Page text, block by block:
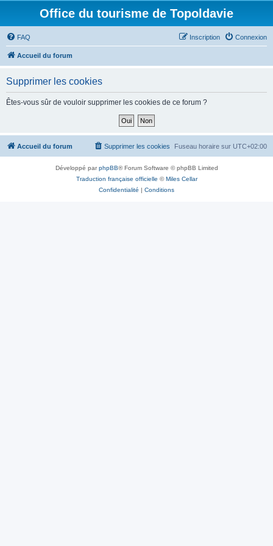
Office du tourisme de Topoldavie
FAQ Connexion
Inscription
Accueil du forum
Supprimer les cookies
Êtes-vous sûr de vouloir supprimer les cookies de ce forum ?
Accueil du forum Fuseau horaire sur UTC+02:00
Supprimer les cookies
Développé parphpBB® Forum Software © phpBB Limited
Traduction française officielle ©Miles Cellar
Confidentialité | Conditions